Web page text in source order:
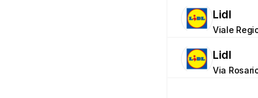
Lidl
Viale
Lidl
Via